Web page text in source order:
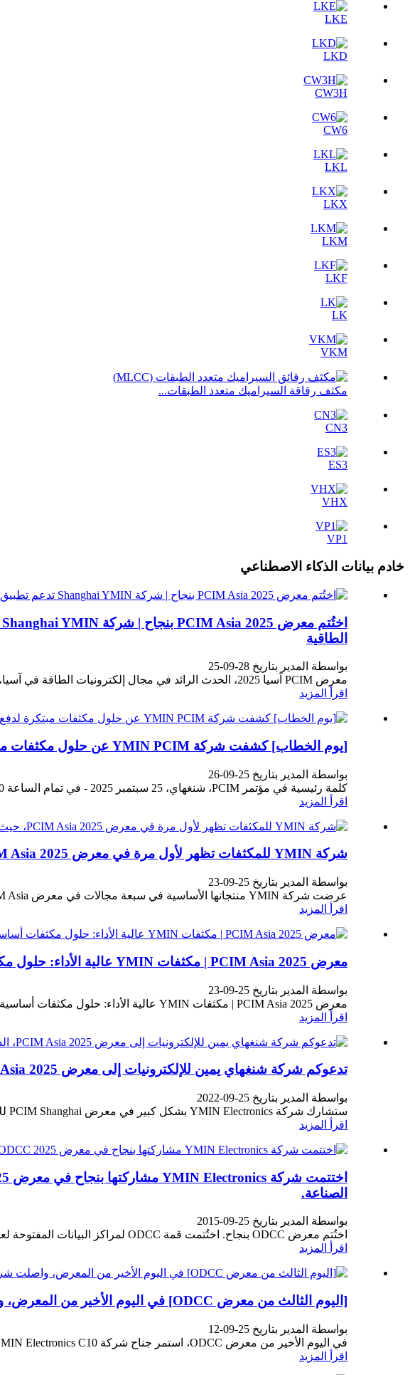
LKE
LKD
CW3H
CW6
LKL
LKX
LKM
LKF
LK
VKM
مكثف رقاقة السيراميك متعدد الطبقات...
CN3
ES3
VHX
VP1
خادم بيانات الذكاء الاصطناعي
الطاقية
بواسطة المدير بتاريخ 28-09-25
معرض PCIM آسيا 2025، الحدث الرائد في مجال إلكترونيات الطاقة في آسيا، أقيم بنجاح في مركز شنغهاي الجديد...
اقرأ المزيد
[يوم الخطاب] كشفت شركة YMIN PCIM عن حلول مكثفات مبتكرة لدفع التنفيذ الفعال لتطبيقات أشباه الموصلات من الجيل الثالث
بواسطة المدير بتاريخ 25-09-26
كلمة رئيسية في مؤتمر PCIM، شنغهاي، 25 سبتمبر 2025 - في تمام الساعة 11:40 صباحًا اليوم، في منتدى PCIM Asia 2025 للتكنولوجيا في القاعة N4 بمركز شنغهاي الدولي الجديد...
اقرأ المزيد
شركة YMIN للمكثفات تظهر لأول مرة في معرض PCIM Asia 2025، حيث تعرض حلول مكثفات عالية الأداء لأشباه الموصلات من الجيل الثالث.
بواسطة المدير بتاريخ 25-09-23
عرضت شركة YMIN منتجاتها الأساسية في سبعة مجالات في معرض PCIM Asia، المعرض الرائد في آسيا في مجال إلكترونيات الطاقة وأشباه الموصلات...
اقرأ المزيد
معرض PCIM Asia 2025 | مكثفات YMIN عالية الأداء: حلول مكثفات أساسية شاملة لسبعة تطبيقات رئيسية
بواسطة المدير بتاريخ 25-09-23
معرض PCIM Asia 2025 | مكثفات YMIN عالية الأداء: حلول مكثفات أساسية شاملة لسبعة تطبيقات رئيسية ...
اقرأ المزيد
تدعوكم شركة شنغهاي يمين للإلكترونيات إلى معرض PCIM Asia 2025، الذي يركز على تكنولوجيا المكثفات عالية الأداء وتمكين المستقبل الذكي.
بواسطة المدير بتاريخ 25-09-2022
ستشارك شركة YMIN Electronics بشكل كبير في معرض PCIM Shanghai للإلكترونيات الذي سيقام في الفترة من 24 إلى 26 سبتمبر،...
اقرأ المزيد
الصناعة.
بواسطة المدير بتاريخ 25-09-2015
اختُتم معرض ODCC بنجاح. اختُتمت قمة ODCC لمراكز البيانات المفتوحة لعام 2025 في بكين في 11 سبتمبر. شركة YMIN للإلكترونيات...
اقرأ المزيد
[اليوم الثالث من معرض ODCC] في اليوم الأخير من المعرض، واصلت شركة YMIN Electronics تمكين مراكز بيانات الذكاء الاصطناعي.
بواسطة المدير بتاريخ 25-09-12
في اليوم الأخير من معرض ODCC، استمر جناح شركة YMIN Electronics C10 في جذب العديد من الزوار المتخصصين...
اقرأ المزيد